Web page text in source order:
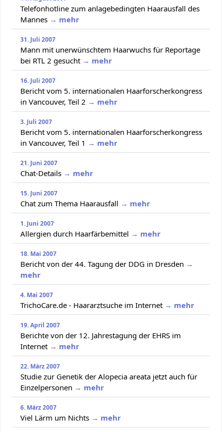
Telefonhotline zum anlagebedingten Haarausfall des
Mannes → mehr
31. Juli 2007
Mann mit unerwünschtem Haarwuchs für Reportage
bei RTL 2 gesucht → mehr
16. Juli 2007
Bericht vom 5. internationalen Haarforscherkongress
in Vancouver, Teil 2 → mehr
3. Juli 2007
Bericht vom 5. internationalen Haarforscherkongress
in Vancouver, Teil 1 → mehr
21. Juni 2007
Chat-Details → mehr
15. Juni 2007
Chat zum Thema Haarausfall → mehr
1. Juni 2007
Allergien durch Haarfärbemittel → mehr
18. Mai 2007
Bericht von der 44. Tagung der DDG in Dresden →
mehr
4. Mai 2007
TrichoCare.de - Haararztsuche im Internet → mehr
19. April 2007
Berichte von der 12. Jahrestagung der EHRS im
Internet → mehr
22. März 2007
Studie zur Genetik der Alopecia areata jetzt auch für
Einzelpersonen → mehr
6. März 2007
Viel Lärm um Nichts → mehr